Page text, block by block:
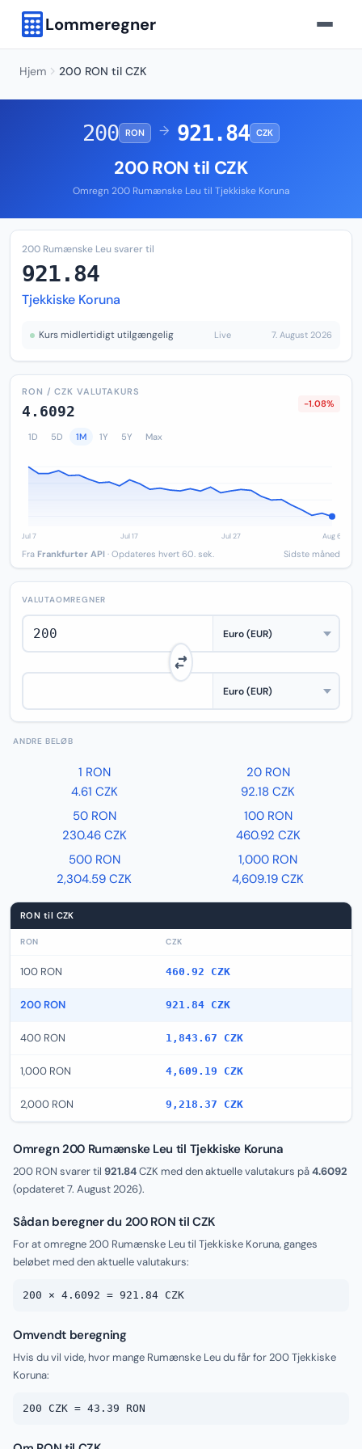
Lommeregner
Hjem 200 RON til CZK
200 RON → 921.84 CZK
200 RON til CZK
Omregn 200 Rumænske Leu til Tjekkiske Koruna
200 Rumænske Leu svarer til
921.84
Tjekkiske Koruna
Kurs midlertidigt utilgængelig Live 7. August 2026
RON / CZK VALUTAKURS
4.6092 -1.08%
1D 5D 1M 1Y 5Y Max
Fra Frankfurter API · Opdateres hvert 60. sek. Sidste måned
VALUTAOMREGNER
ANDRE BELØB
1 RON
4.61 CZK
20 RON
92.18 CZK
50 RON
230.46 CZK
100 RON
460.92 CZK
500 RON
2,304.59 CZK
1,000 RON
4,609.19 CZK
RON til CZK
RON CZK
100 RON 460.92 CZK
200 RON 921.84 CZK
400 RON 1,843.67 CZK
1,000 RON 4,609.19 CZK
2,000 RON 9,218.37 CZK
Omregn 200 Rumænske Leu til Tjekkiske Koruna
200 RON svarer til 921.84CZK med den aktuelle valutakurs på4.6092
(opdateret7. August 2026).
Sådan beregner du 200 RON til CZK
For at omregne 200 Rumænske Leu til Tjekkiske Koruna, ganges
beløbet med den aktuelle valutakurs:
200 × 4.6092 = 921.84 CZK
Omvendt beregning
Hvis du vil vide, hvor mange Rumænske Leu du får for 200 Tjekkiske
Koruna:
200 CZK = 43.39 RON